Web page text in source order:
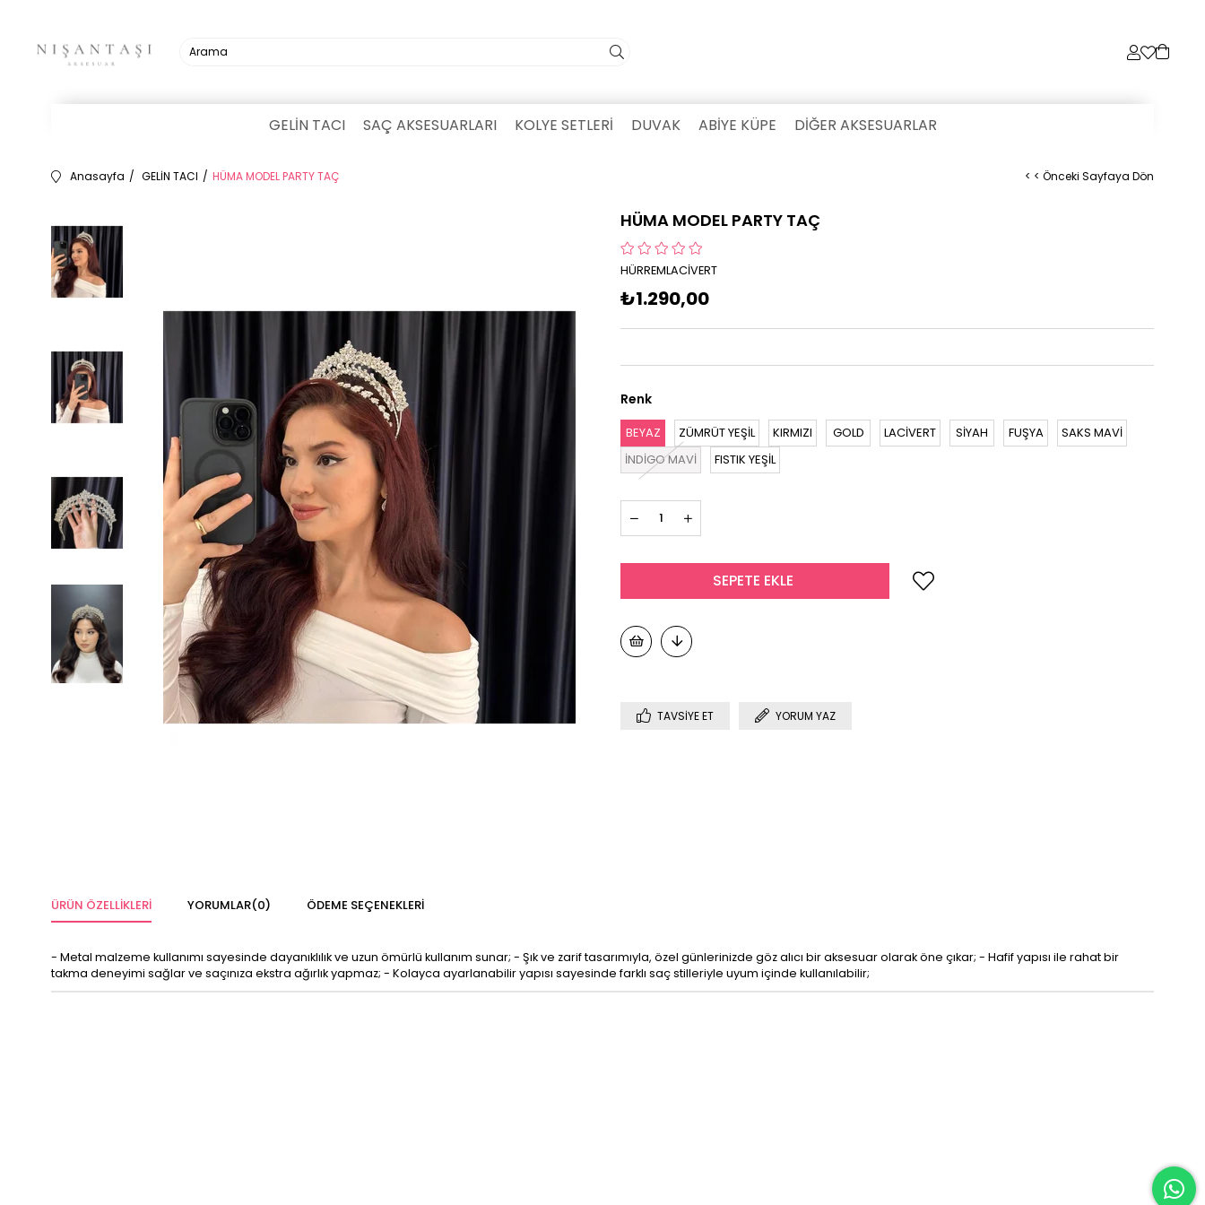
GELİN TACI SAÇ AKSESUARLARI KOLYE SETLERİ DUVAK ABİYE KÜPE DİĞER AKSESUARLAR
Anasayfa GELİN TACI HÜMA MODEL PARTY TAÇ < < Önceki Sayfaya Dön
HÜMA MODEL PARTY TAÇ
HÜRREMLACİVERT
₺1.290,00
Renk
BEYAZ ZÜMRÜT YEŞİL KIRMIZI GOLD LACİVERT SİYAH FUŞYA
SAKS MAVİ
İNDİGO MAVİ
FISTIK YEŞİL
TAVSIYE ET YORUM YAZ
ÜRÜN ÖZELLIKLERI YORUMLAR(0) ÖDEME SEÇENEKLERI
- Metal malzeme kullanımı sayesinde dayanıklılık ve uzun ömürlü kullanım sunar; - Şık ve zarif tasarımıyla, özel günlerinizde göz alıcı bir aksesuar olarak öne çıkar; - Hafif yapısı ile rahat bir
takma deneyimi sağlar ve saçınıza ekstra ağırlık yapmaz; - Kolayca ayarlanabilir yapısı sayesinde farklı saç stilleriyle uyum içinde kullanılabilir;